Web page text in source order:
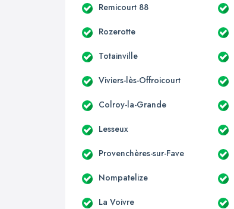
Remicourt 88
Rozerotte
Totainville
Viviers-lès-Offroicourt
Colroy-la-Grande
Lesseux
Provenchères-sur-Fave
Nompatelize
La Voivre